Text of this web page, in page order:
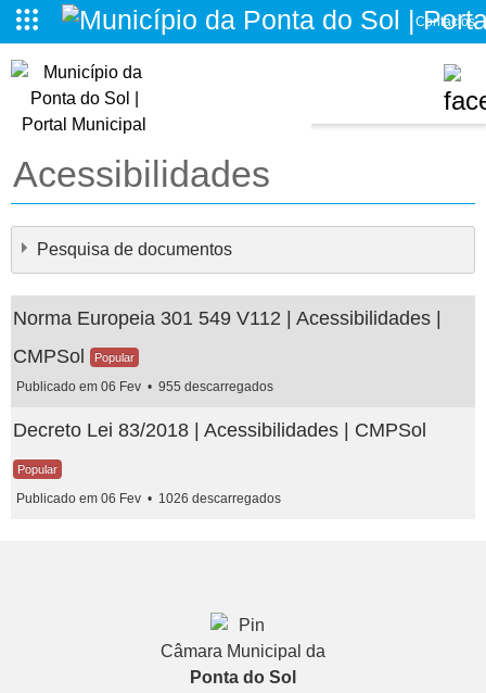
da Ponta do Sol
Contactos
Acessibilidades
Pesquisa de documentos
Norma Europeia 301 549 V112 | Acessibilidades |
CMPSol
Popular
Publicado em 06 Fev 955 descarregados
Decreto Lei 83/2018 | Acessibilidades | CMPSol
Popular
Publicado em 06 Fev 1026 descarregados
Câmara Municipal da
Ponta do Sol